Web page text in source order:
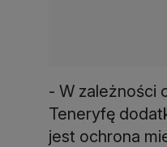
- W zależności
Teneryfę
jest ochrona